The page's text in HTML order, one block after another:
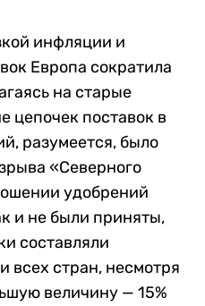
инфляции и
Европа сократила
на старые
цепочек поставок в
разумеется, было
«Северного
удобрений
и не были приняты,
составляли
всех стран, несмотря
величину — 15%